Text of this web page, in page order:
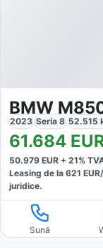
BMW
2023 Seria 8 52.515
61.684
50.979 EUR + 21%
Leasing de la 621
juridice.
Sună